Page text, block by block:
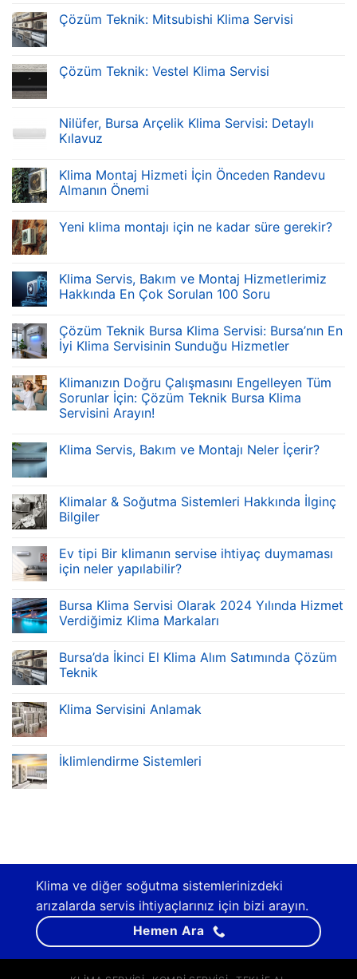
Çözüm Teknik: Mitsubishi Klima Servisi
Çözüm Teknik: Vestel Klima Servisi
Nilüfer, Bursa Arçelik Klima Servisi: Detaylı
Kılavuz
Klima Montaj Hizmeti İçin Önceden Randevu
Almanın Önemi
Yeni klima montajı için ne kadar süre gerekir?
Klima Servis, Bakım ve Montaj Hizmetlerimiz
Hakkında En Çok Sorulan 100 Soru
Çözüm Teknik Bursa Klima Servisi: Bursa’nın En
İyi Klima Servisinin Sunduğu Hizmetler
Klimanızın Doğru Çalışmasını Engelleyen Tüm
Sorunlar İçin: Çözüm Teknik Bursa Klima
Servisini Arayın!
Klima Servis, Bakım ve Montajı Neler İçerir?
Klimalar & Soğutma Sistemleri Hakkında İlginç
Bilgiler
Ev tipi Bir klimanın servise ihtiyaç duymaması
için neler yapılabilir?
Bursa Klima Servisi Olarak 2024 Yılında Hizmet
Verdiğimiz Klima Markaları
Bursa’da İkinci El Klima Alım Satımında Çözüm
Teknik
Klima Servisini Anlamak
İklimlendirme Sistemleri
Klima ve diğer soğutma sistemlerinizdeki
arızalarda servis ihtiyaçlarınız için bizi arayın.
Hemen Ara